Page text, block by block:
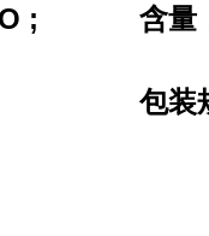
; 含量
包装